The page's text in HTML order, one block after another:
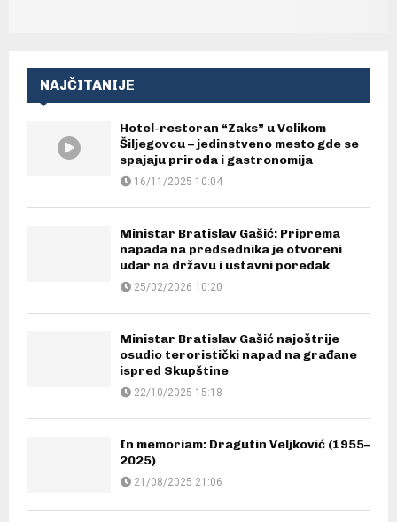
NAJČITANIJE
Hotel-restoran “Zaks” u Velikom
Šiljegovcu – jedinstveno mesto gde se
spajaju priroda i gastronomija
16/11/2025 10:04
Ministar Bratislav Gašić: Priprema
napada na predsednika je otvoreni
udar na državu i ustavni poredak
25/02/2026 10:20
Ministar Bratislav Gašić najoštrije
osudio teroristički napad na građane
ispred Skupštine
22/10/2025 15:18
In memoriam: Dragutin Veljković (1955–
2025)
21/08/2025 21:06